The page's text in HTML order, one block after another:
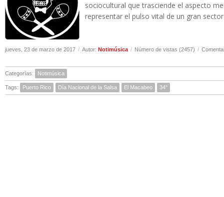
sociocultural que trasciende el aspecto
representar el pulso vital de un gran
jueves, 23 de marzo de 2017 / Autor: Notimúsica / Número de vistas (2457) /
Categorías: Notimúsica
Tags: Puerto Rico Día Nacional de la Salsa El Macabeo 34°